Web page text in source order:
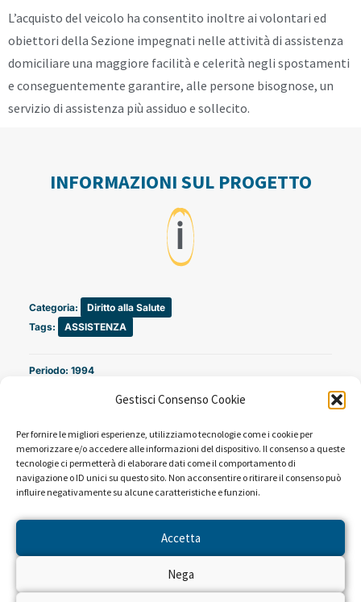
Gestisci Consenso Cookie
Per fornire le migliori esperienze, utilizziamo tecnologie come i cookie per
memorizzare e/o accedere alle informazioni del dispositivo. Il consenso a queste
tecnologie ci permetterà di elaborare dati come il comportamento di
navigazione o ID unici su questo sito. Non acconsentire o ritirare il consenso può
influire negativamente su alcune caratteristiche e funzioni.
Accetta
Nega
L’acquisto del veicolo ha consentito inoltre ai volontari ed
obiettori della Sezione impegnati nelle attività di assistenza
domiciliare una maggiore facilità e celerità negli spostamenti
e conseguentemente garantire, alle persone bisognose, un
servizio di assistenza più assiduo e sollecito.
INFORMAZIONI SUL PROGETTO
ℹ️
Categoria:
Diritto alla Salute
Tags:
ASSISTENZA
Periodo: 1994
Campagne promosse a favore di questo progetto:
(1994)